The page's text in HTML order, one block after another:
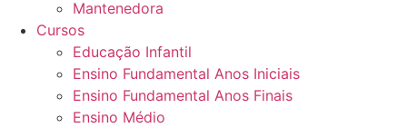
Mantenedora
Cursos
Educação Infantil
Ensino Fundamental Anos Iniciais
Ensino Fundamental Anos Finais
Ensino Médio